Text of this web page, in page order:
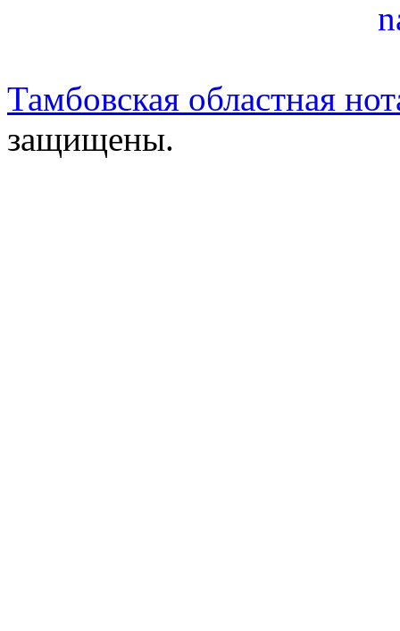
Тамбовская областная
защищены.